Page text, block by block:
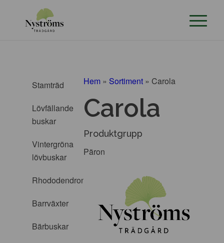
Stamträd
Lövfällande
buskar
Vintergröna
lövbuskar
Rhododendron
Barrväxter
Bärbuskar
Hem » Sortiment » Carola
Carola
Produktgrupp
Päron